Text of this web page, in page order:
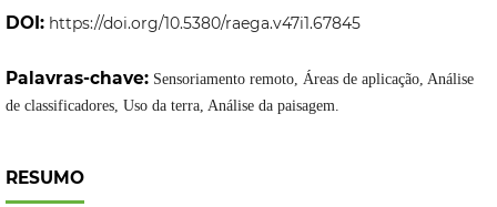
DOI: https://doi.org/10.5380/raega.v47i1.67845
Palavras-chave: Sensoriamento remoto, Áreas de aplicação, Análise
de classificadores, Uso da terra, Análise da paisagem.
RESUMO